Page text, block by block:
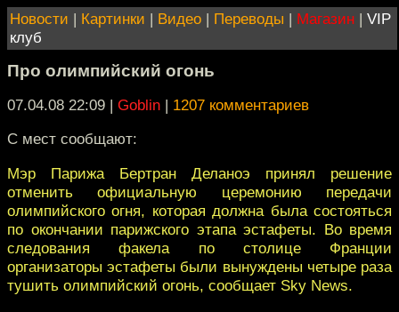
Новости | Картинки | Видео | Переводы | Магазин | VIP
клуб
Про олимпийский огонь
07.04.08 22:09 | Goblin | 1207 комментариев
С мест сообщают:
Мэр Парижа Бертран Деланоэ принял решение
отменить официальную церемонию передачи
олимпийского огня, которая должна была состояться
по окончании парижского этапа эстафеты. Во время
следования факела по столице Франции
организаторы эстафеты были вынуждены четыре раза
тушить олимпийский огонь, сообщает Sky News.